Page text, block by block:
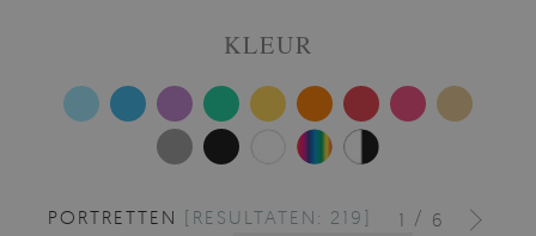
KLEUR
1 / 6
PORTRETTEN [RESULTATEN: 219]